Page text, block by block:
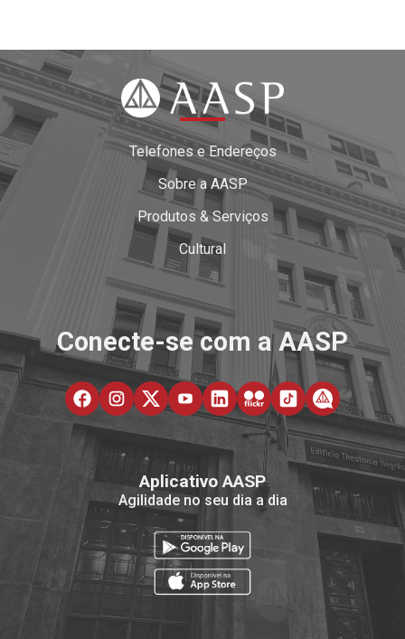
Telefones e Endereços
Sobre a AASP
Produtos & Serviços
Cultural
Conecte-se com a AASP
Aplicativo AASP
Agilidade no seu dia a dia